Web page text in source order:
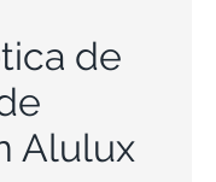
de
Alulux